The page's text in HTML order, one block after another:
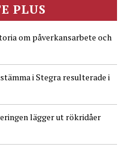
PLUS
om påverkansarbete och
i Stegra resulterade i
lägger ut rökridåer